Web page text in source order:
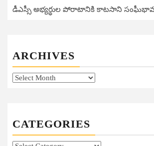
డీఎస్సీ అభ్యర్థుల పోరాటానికి కాటసాని
ARCHIVES
Archives
CATEGORIES